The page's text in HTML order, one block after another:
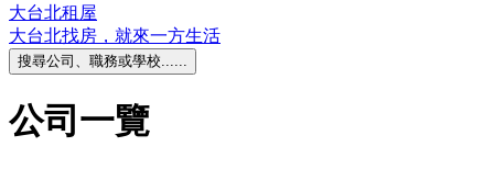
大台北租屋
大台北找房，就來一方生活
搜尋公司、職務或學校......
公司一覽